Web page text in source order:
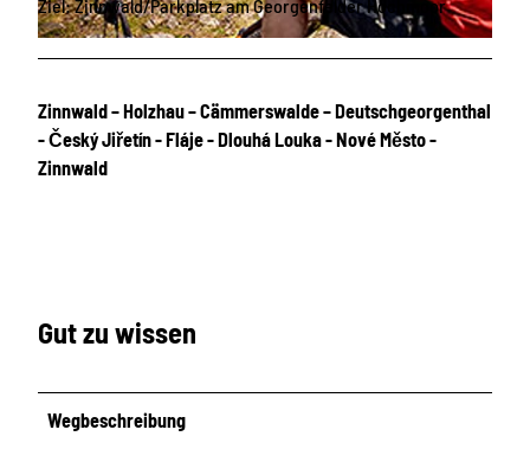
Ziel: Zinnwald/Parkplatz am Georgenfelder Hochmoor
Zinnwald – Holzhau – Cämmerswalde – Deutschgeorgenthal
- Český Jiřetín - Fláje - Dlouhá Louka - Nové Město -
Zinnwald
Gut zu wissen
Wegbeschreibung